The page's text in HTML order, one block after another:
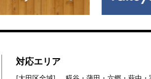
対応エリア